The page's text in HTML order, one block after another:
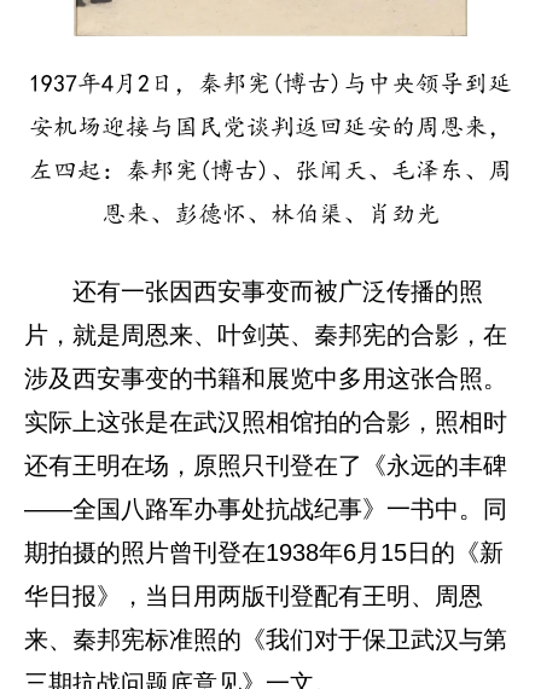
1937年4月2日，秦邦宪(博古)与中央领导到延
安机场迎接与国民党谈判返回延安的周恩来，
左四起：秦邦宪(博古)、张闻天、毛泽东、周
恩来、彭德怀、林伯渠、肖劲光
还有一张因西安事变而被广泛传播的照
片，就是周恩来、叶剑英、秦邦宪的合影，在
涉及西安事变的书籍和展览中多用这张合照。
实际上这张是在武汉照相馆拍的合影，照相时
还有王明在场，原照只刊登在了《永远的丰碑
——全国八路军办事处抗战纪事》一书中。同
期拍摄的照片曾刊登在1938年6月15日的《新
华日报》，当日用两版刊登配有王明、周恩
来、秦邦宪标准照的《我们对于保卫武汉与第
三期抗战问题底意见》一文。